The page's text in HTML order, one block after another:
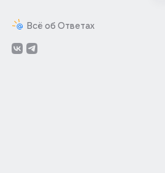
Всё об Ответах